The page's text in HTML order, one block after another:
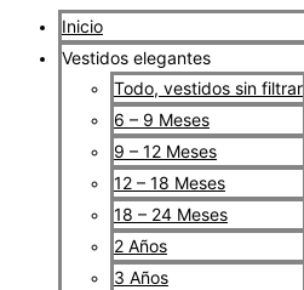
Inicio
Vestidos elegantes
Todo, vestidos sin filtrar
6 – 9 Meses
9 – 12 Meses
12 – 18 Meses
18 – 24 Meses
2 Años
3 Años